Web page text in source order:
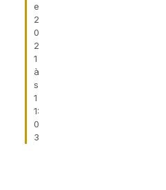
e
2
0
2
1
à
s
1
1:
0
3